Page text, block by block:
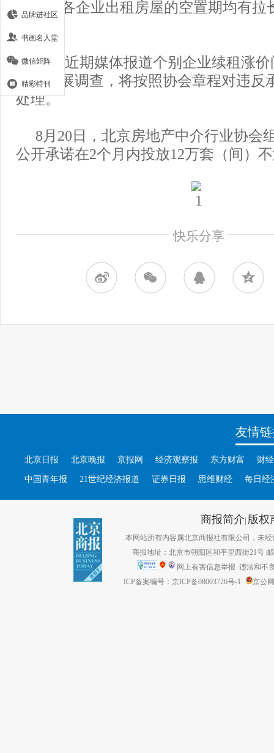
0.1%。各企业出租房屋的空置期均有拉
针对近期媒体报道个别企业续租涨
已经开展调查，将按照协会章程对违反
处理。
8月20日，北京房地产中介行业协会
公开承诺在2个月内投放12万套（间）
快乐分享
友情
北京日报 北京晚报 京报网 经济观察报 东方财富 财
中国青年报 21世纪经济报道 证券日报 思维财经 每日经
商报简介| 版权
本网站所有内容属北京商报社有限公司，未经
商报地址：北京市朝阳区和平里西街21号
网上有害信息举报 违法和不
ICP备案编号：京ICP备08003726号-1
京公
品牌进社区
书画名人堂
微信矩阵
精彩特刊